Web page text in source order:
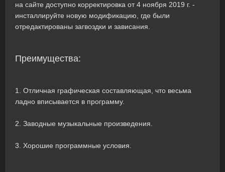
на сайте доступно корректировка от 4 ноября 2019 г. -
инсталлируйте новую модификацию, где были
отредактированы загвоздки и зависания.
Преимущества:
1. Отличная графическая составляющая, что весьма
ладно вписывается в программу.
2. Заводные музыкальные произведения.
3. Хорошие программные условия.